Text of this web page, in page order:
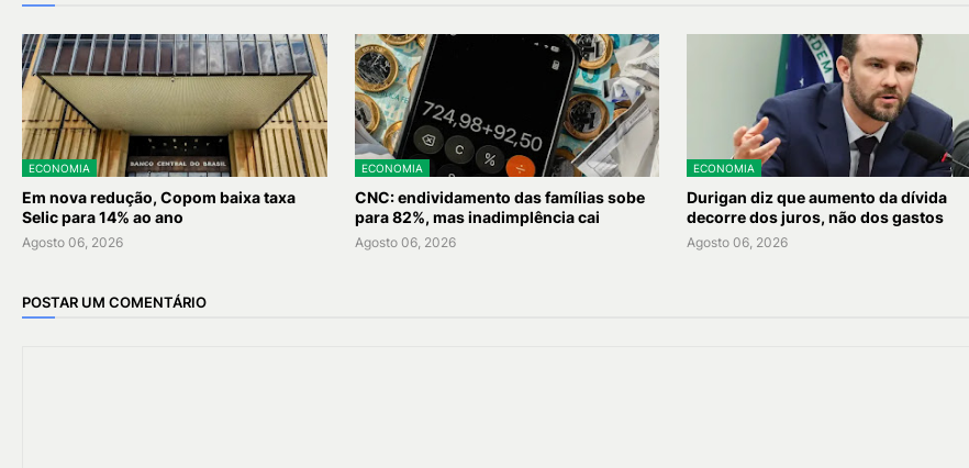
ECONOMIA
Em nova redução, Copom baixa taxa
Selic para 14% ao ano
Agosto 06, 2026
ECONOMIA
CNC: endividamento das famílias sobe
para 82%, mas inadimplência cai
Agosto 06, 2026
ECONOMIA
Durigan diz que aumento da dívida
decorre dos juros, não dos gastos
Agosto 06, 2026
POSTAR UM COMENTÁRIO